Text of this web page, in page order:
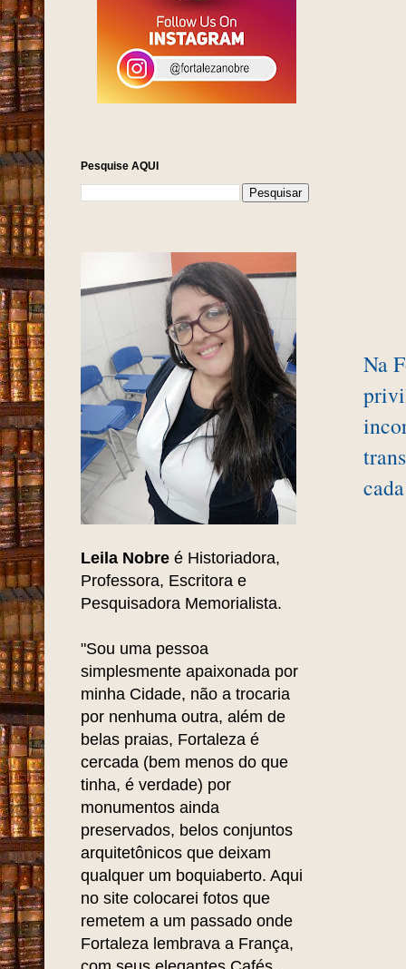
Na
Pesquise AQUI
Leila Nobre é Historiadora,
Professora, Escritora e
Pesquisadora Memorialista.
"Sou uma pessoa
simplesmente apaixonada por
minha Cidade, não a trocaria
por nenhuma outra, além de
belas praias, Fortaleza é
cercada (bem menos do que
tinha, é verdade) por
monumentos ainda
preservados, belos conjuntos
arquitetônicos que deixam
qualquer um boquiaberto. Aqui
no site colocarei fotos que
remetem a um passado onde
Fortaleza lembrava a França,